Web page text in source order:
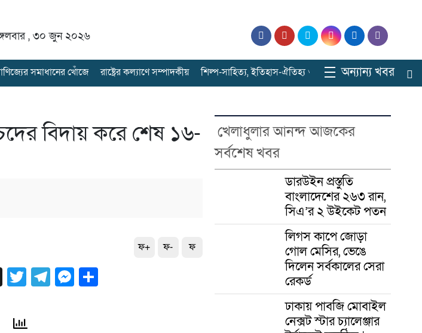
, ৩০ জুন ২০২৬
সমাধানের খোঁজে রাষ্ট্রের কল্যাণে সম্পাদকীয় শিল্প-সাহিত্য, ইতিহাস-ঐতিহ্য ও বিনোদনের ঠিকানা
অন্যান্য খবর
বিদায় করে শেষ ১৬-
ফ+ ফ- ফ
X Twitter
Telegram
Messenger
খেলাধুলার আনন্দ আজকের
সর্বশেষ খবর
ডারউইন প্রস্তুতি
বাংলাদেশের ২৬৩ রান,
সিএ’র ২ উইকেট পতন
লিগস কাপে জোড়া
গোল মেসির, ভেঙে
দিলেন সর্বকালের সেরা
রেকর্ড
ঢাকায় পাবজি মোবাইল
নেক্সট স্টার চ্যালেঞ্জার